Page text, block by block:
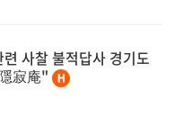
사찰 불적답사 경기도
寂庵"